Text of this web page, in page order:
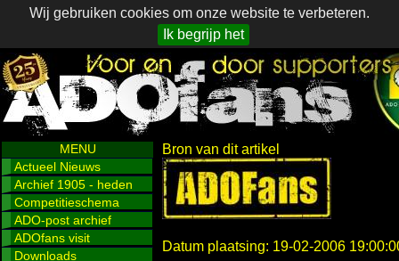
Wij gebruiken cookies om onze website te verbeteren.
Ik begrijp het
MENU
Actueel Nieuws
Archief 1905 - heden
Competitieschema
ADO-post archief
ADOfans visit
Downloads
Bron van dit artikel
Datum plaatsing: 19-02-2006